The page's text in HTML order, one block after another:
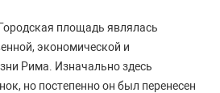
площадь являлась
экономической и
Рима. Изначально здесь
но постепенно он был перенесен